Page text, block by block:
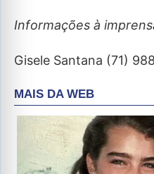
Informações à
Gisele Santana (71)